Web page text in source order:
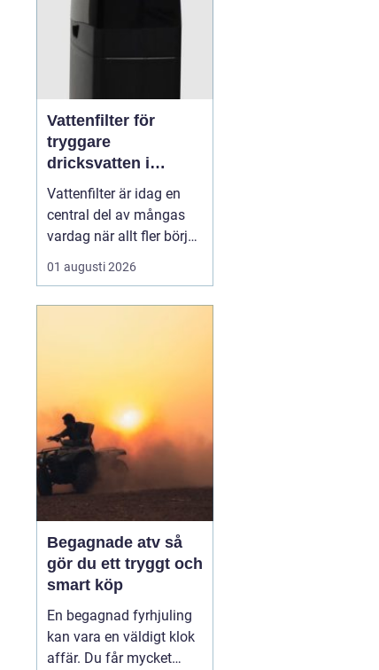
Vattenfilter för
tryggare
dricksvatten i
vardagen
Vattenfilter är idag en
central del av mångas
vardag när allt fler börjar
fundera på kvaliteten på
vattnet som kommer ur
hårt vat...
01 augusti 2026
Begagnade atv så
gör du ett tryggt och
smart köp
En begagnad fyrhjuling
kan vara en väldigt klok
affär. Du får mycket